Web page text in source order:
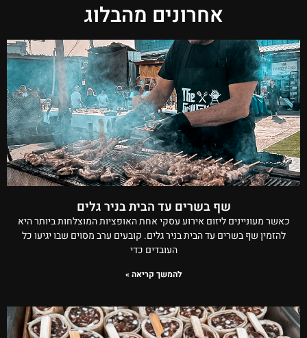
אחרונים מהבלוג
שף בשרים עד הבית בניר גלים
כאשר מעוניינים ליזום אירוע עסקי אחת האופציות המוצלחות ביותר היא
להזמין שף בשרים עד הבית בניר גלים. קובעים ערב מסוים שבו יגיעו כל
העובדים כדי
להמשך קריאה »